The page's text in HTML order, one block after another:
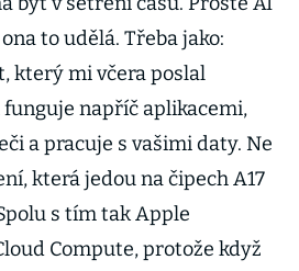
to udělá. Třeba jako:
který mi včera poslal
funguje napříč aplikacemi,
a pracuje s vašimi daty. Ne
která jedou na čipech A17
s tím tak Apple
Compute, protože když